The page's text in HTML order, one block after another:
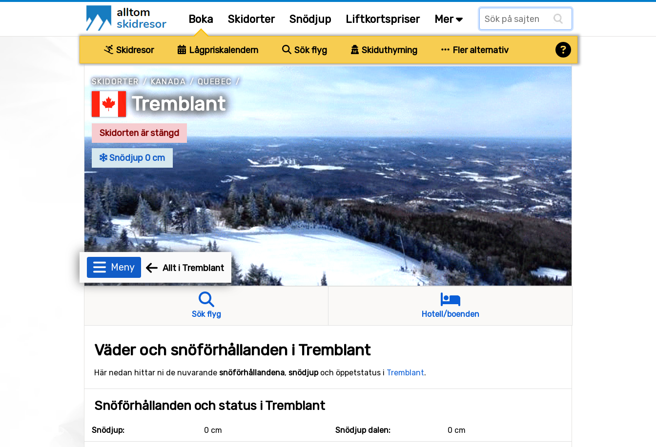
Boka Skidorter Snödjup Liftkortspriser Mer
Skidresor Lågpriskalendern Sök flyg Skiduthyrning Fler alternativ
SKIDORTER/KANADA/QUEBEC /
Tremblant
Skidorten är stängd
Snödjup 0 cm
Meny Allt i Tremblant
Sök flyg Hotell/boenden
Väder och snöförhållanden i Tremblant
Här nedan hittar ni de nuvarande snöförhållandena, snödjupoch öppetstatus i Tremblant.
Snöförhållanden och status i Tremblant
Snödjup: 0 cm Snödjup dalen: 0 cm